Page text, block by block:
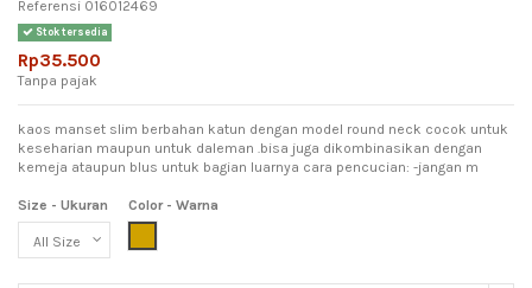
Referensi 016012469
Stok tersedia
Rp35.500
Tanpa pajak
kaos manset slim berbahan katun dengan model round neck cocok untuk
keseharian maupun untuk daleman .bisa juga dikombinasikan dengan
kemeja ataupun blus untuk bagian luarnya cara pencucian: -jangan m
Size - Ukuran
Color - Warna